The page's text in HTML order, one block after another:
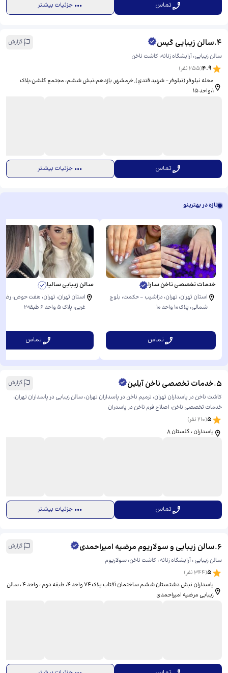
تماس جزئیات بیشتر
4
.سالن زیبایی گیس
گزارش
سالن زیبایی، آرایشگاه زنانه، کاشت ناخن
4.9
(
255نفر)
محله نیلوفر (نيلوفر- شهيد قندي), خرمشهر, یازدهم،نبش ششم، ​مجتمع گلشن،پلاک
۱،واحد ۱۵
تماس جزئیات بیشتر
تازه در بهترینو
خدمات تخصصی ناخن سارا
استان تهران، تهران، دزاشیب - حکمت، بلوچ
شمالی، ​پلاک۱۰ واحد ۱۰
تماس
سالن زیبایی سالیا
استان تهران، تهران، هفت حوض،
غربی، ​پلاک ۵ واحد ۶ طبقه۲
تماس
5
.خدمات تخصصی ناخن آیلین
گزارش
کاشت ناخن در پاسداران تهران، ترمیم ناخن در پاسداران تهران، سالن زیبایی در پاسداران تهران،
خدمات تخصصی ناخن، اصلاح فرم ناخن در پاسدران
5
(
210نفر)
پاسداران ، گلستان ۸
تماس جزئیات بیشتر
6
.سالن زیبایی و سولاریوم مرضیه امیراحمدی
گزارش
سالن زیبایی ، آرایشگاه زنانه ، کاشت ناخن، سولاریوم
5
(
344نفر)
پاسداران نبش دشتستان ششم ساختمان آفتاب پلاک ۷۴ واحد ۴، ​طبقه دوم ، واحد ۴ ، سالن
زیبایی مرضیه امیراحمدی